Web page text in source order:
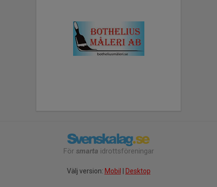
För smarta idrottsföreningar
Välj version: Mobil Desktop